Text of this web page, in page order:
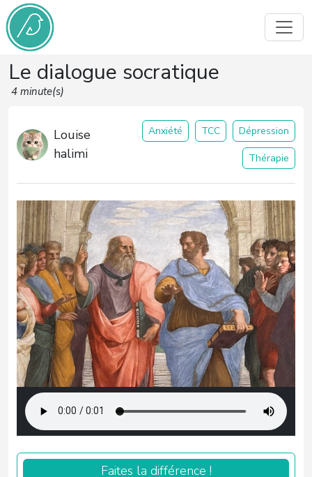
Le dialogue socratique
4 minute(s)
Louise
halimi
Anxiété TCC Dépression
Thérapie
Faites la différence !